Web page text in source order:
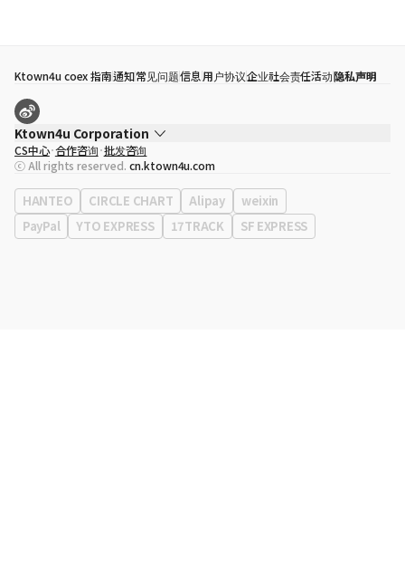
Ktown4u coex 指南通知常见问题信息用户协议企业社会责任活动隐私声明
Ktown4u Corporation
代表
宋効珉
营业执照 120-87-71116
公司地址 首尔特别市 江南区 岭东大路 513号 3楼 （三成洞， coex)
CS中心 合作咨询 批发咨询
ⓒ All rights reserved. cn.ktown4u.com
HANTEO CIRCLE CHART Alipay
weixin
PayPal
YTO EXPRESS 17TRACK SF EXPRESS